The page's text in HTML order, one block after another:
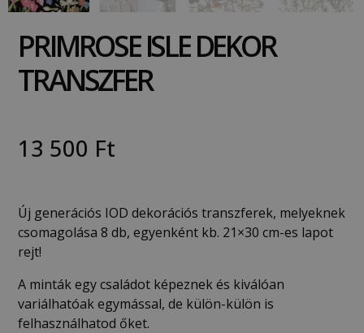
PRIMROSE ISLE DEKOR
TRANSZFER
13 500 Ft
Új generációs IOD dekorációs transzferek, melyeknek
csomagolása 8 db, egyenként kb. 21×30 cm-es lapot
rejt!
A minták egy családot képeznek és kiválóan
variálhatóak egymással, de külön-külön is
felhasználhatod őket.